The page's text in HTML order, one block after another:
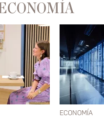
ECONOMÍA